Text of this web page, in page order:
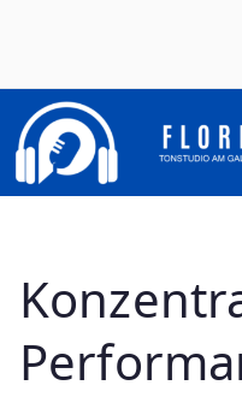
springen
FLORIN
Von Anfang bis Ende